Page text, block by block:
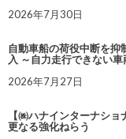
2026年7月30日
自動車船の荷役中断を抑
入 ～自力走行できない
2026年7月27日
【㈱ハナインターナシ
更なる強化ねらう